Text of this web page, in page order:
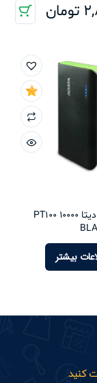
تومان
پاوربانک ای دیتا PT100 10000
بیشتر
کنید.